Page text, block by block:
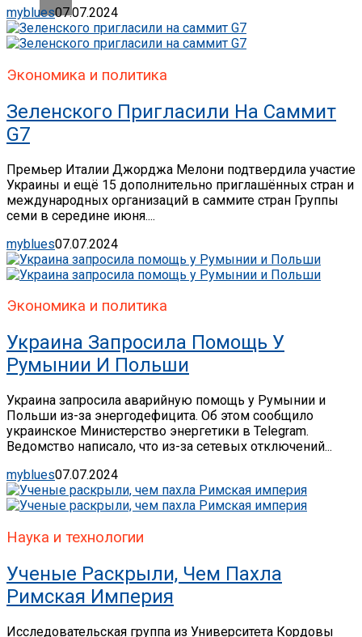
myblues07.07.2024
Экономика и политика
Зеленского Пригласили На Саммит
G7
Премьер Италии Джорджа Мелони подтвердила участие
Украины и ещё 15 дополнительно приглашённых стран и
международных организаций в саммите стран Группы
семи в середине июня....
myblues07.07.2024
Экономика и политика
Украина Запросила Помощь У
Румынии И Польши
Украина запросила аварийную помощь у Румынии и
Польши из-за энергодефицита. Об этом сообщило
украинское Министерство энергетики в Telegram.
Ведомство написало, что из-за сетевых отключений...
myblues07.07.2024
Наука и технологии
Ученые Раскрыли, Чем Пахла
Римская Империя
Исследовательская группа из Университета Кордовы